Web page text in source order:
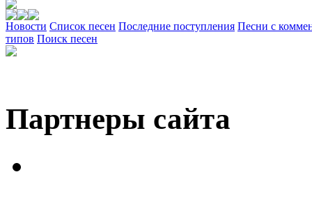
Новости Cписок песен Последние поступления Песни с
типов Поиск песен
Партнеры сайта